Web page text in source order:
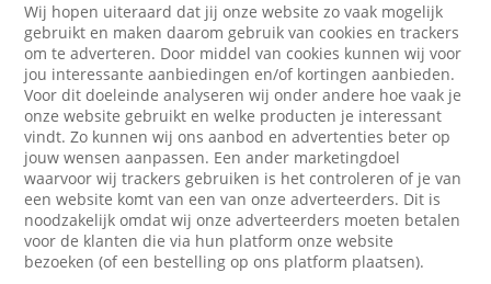
Wij hopen uiteraard dat jij onze website zo vaak mogelijk
gebruikt en maken daarom gebruik van cookies en trackers
om te adverteren. Door middel van cookies kunnen wij voor
jou interessante aanbiedingen en/of kortingen aanbieden.
Voor dit doeleinde analyseren wij onder andere hoe vaak je
onze website gebruikt en welke producten je interessant
vindt. Zo kunnen wij ons aanbod en advertenties beter op
jouw wensen aanpassen. Een ander marketingdoel
waarvoor wij trackers gebruiken is het controleren of je van
een website komt van een van onze adverteerders. Dit is
noodzakelijk omdat wij onze adverteerders moeten betalen
voor de klanten die via hun platform onze website
bezoeken (of een bestelling op ons platform plaatsen).